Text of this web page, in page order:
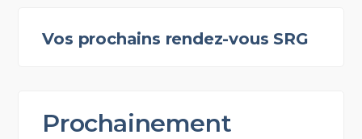
Vos prochains rendez-vous SRG
Prochainement